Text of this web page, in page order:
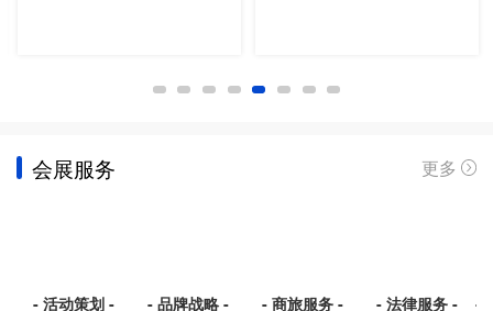
会展服务 更多
- 活动策划 - - 品牌战略 - - 商旅服务 - - 法律服务 - -